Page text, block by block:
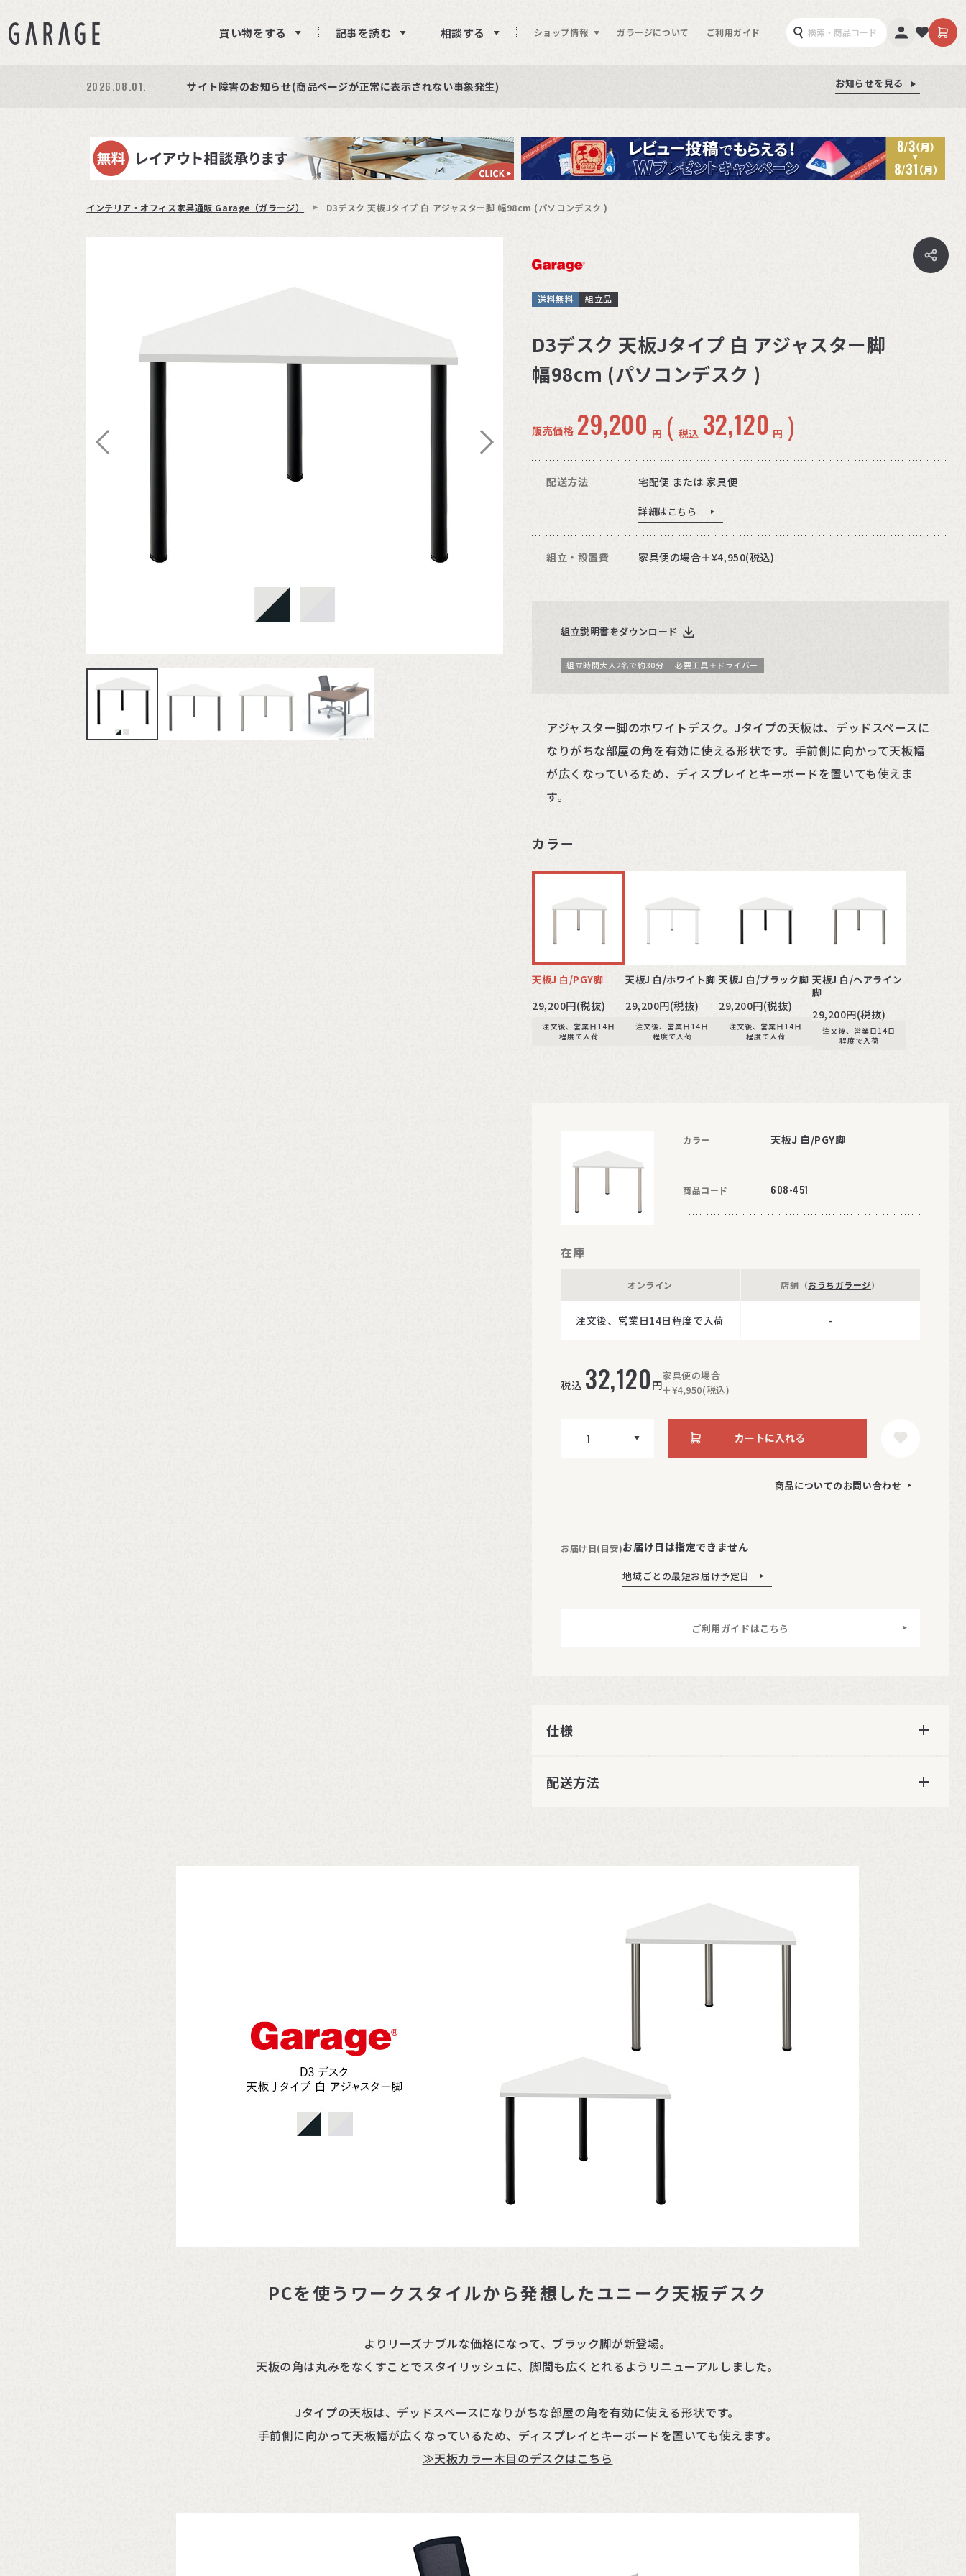
買い物をする 記事を読む 相談する ショップ情報 ガラージについて ご利用ガイド
期間限定プレゼント│レビュー投稿をお待ちしております お知らせを見る
商品ページ障害復旧のお知らせ お知らせを見る
2026.08.01. サイト障害のお知らせ(商品ページが正常に表示されない事象発生) お知らせを見る
インテリア・オフィス家具通販 Garage（ガラージ） D3デスク 天板Jタイプ 白 アジャスター脚 幅98cm (パソコンデスク )
送料無料 組立品
D3デスク 天板Jタイプ 白 アジャスター脚
幅98cm (パソコンデスク )
販売価格 29,200 円 ( 税込 32,120 円 )
配送方法 宅配便 または 家具便
詳細はこちら
組立・設置費 家具便の場合＋¥4,950(税込)
組立説明書をダウンロード
組立時間大人2名で約30分 必要工具＋ドライバー
アジャスター脚のホワイトデスク。Jタイプの天板は、デッドスペースに
なりがちな部屋の角を有効に使える形状です。手前側に向かって天板幅
が広くなっているため、ディスプレイとキーボードを置いても使えま
す。
カラー
天板J 白/PGY脚
29,200円(税抜)
注文後、営業日14日
程度で入荷
天板J 白/ホワイト脚
29,200円(税抜)
注文後、営業日14日
程度で入荷
天板J 白/ブラック脚
29,200円(税抜)
注文後、営業日14日
程度で入荷
天板J 白/ヘアライン
脚
29,200円(税抜)
注文後、営業日14日
程度で入荷
カラー 天板J 白/PGY脚
商品コード 608-451
在庫
オンライン
注文後、営業日14日程度で入荷
店舗（おうちガラージ）
-
税込 32,120 円
家具便の場合
＋¥4,950(税込)
カートに入れる
商品についてのお問い合わせ
お届け日(目安)お届け日は指定できません
地域ごとの最短お届け予定日
ご利用ガイドはこちら
仕様
配送方法
PCを使うワークスタイルから発想したユニーク天板デスク
よりリーズナブルな価格になって、ブラック脚が新登場。
天板の角は丸みをなくすことでスタイリッシュに、脚間も広くとれるようリニューアルしました。
Jタイプの天板は、デッドスペースになりがちな部屋の角を有効に使える形状です。
手前側に向かって天板幅が広くなっているため、ディスプレイとキーボードを置いても使えます。
≫天板カラー木目のデスクはこちら